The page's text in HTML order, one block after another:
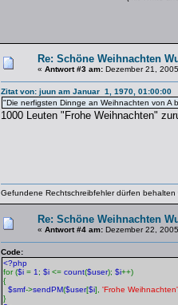
Re: Schöne Weihnachten
« Antwort #3 am:Dezember 21,
Zitat von: juun am Januar 1, 1970, 01:00:00
"Die nerfigsten Dinnge an Weihnachten von A
1000 Leuten "Frohe Weihnachten"
Gefundene Rechtschreibfehler dürfen behalten
Re: Schöne Weihnachten
« Antwort #4 am:Dezember 22,
Code:
<?php
for ($i = 1 ; $i <= count($user); $i++)
{
$smf->sendPM($user[$i], 'Frohe Weihnachten'
}